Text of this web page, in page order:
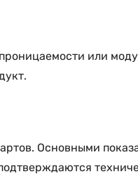
или
Основными